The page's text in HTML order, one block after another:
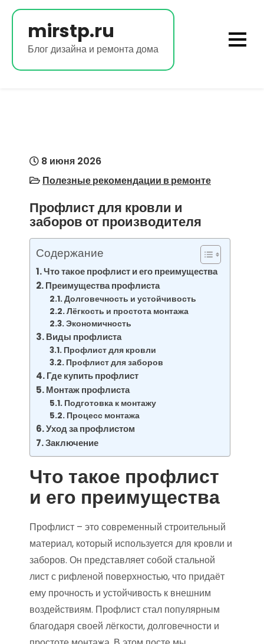
Перейти
содержимомуmirstp.ru
Блог дизайна и ремонта дома
8 июня 2026
Полезные рекомендации в ремонте
Профлист для кровли и
заборов от производителя
Содержание
Что такое профлист и его преимущества
Преимущества профлиста
Долговечность и устойчивость
Лёгкость и простота монтажа
Экономичность
Виды профлиста
Профлист для кровли
Профлист для заборов
Где купить профлист
Монтаж профлиста
Подготовка к монтажу
Процесс монтажа
Уход за профлистом
Заключение
Что такое профлист
и его преимущества
Профлист – это современный строительный
материал, который используется для кровли и
заборов. Он представляет собой стальной
лист с рифленой поверхностью, что придаёт
ему прочность и устойчивость к внешним
воздействиям. Профлист стал популярным
благодаря своей лёгкости, долговечности и